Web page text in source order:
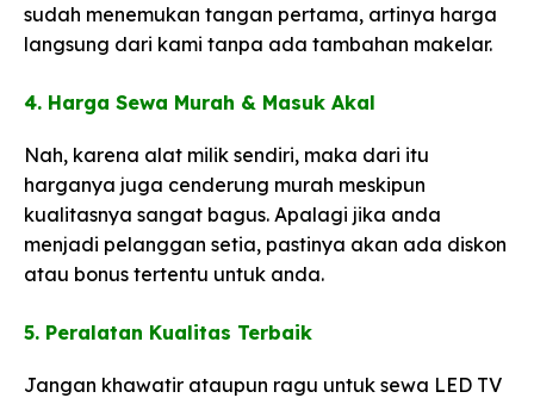
sudah menemukan tangan pertama, artinya harga
langsung dari kami tanpa ada tambahan makelar.
​4. Harga Sewa Murah & Masuk Akal​
Nah, karena alat milik sendiri, maka dari itu
harganya juga cenderung murah meskipun
kualitasnya sangat bagus. Apalagi jika anda
menjadi pelanggan setia, pastinya akan ada diskon
atau bonus tertentu untuk anda.
5. Peralatan Kualitas Terbaik​
Jangan khawatir ataupun ragu untuk sewa LED TV